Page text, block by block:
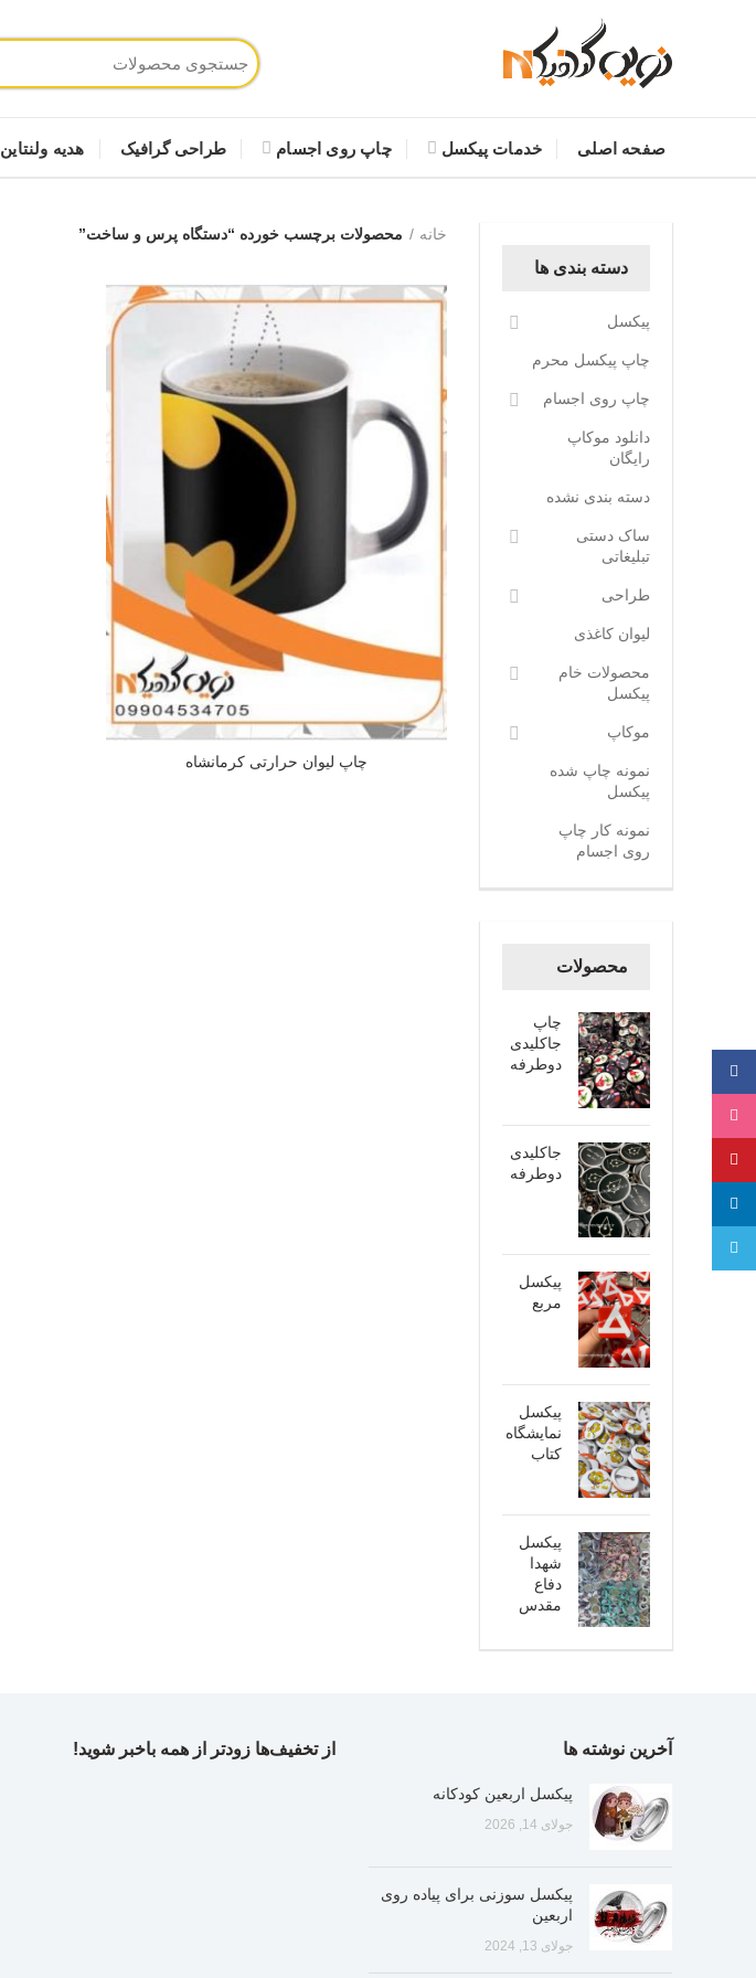
صفحه اصلی خدمات پیکسل چاپ روی اجسام طراحی گرافیک هدیه ولنتاین
خانه محصولات برچسب خورده “دستگاه پرس و ساخت”
چاپ لیوان حرارتی کرمانشاه
دسته بندی ها
پیکسل
چاپ پیکسل محرم
چاپ روی اجسام
دانلود موکاپ
رایگان
دسته بندی نشده
ساک دستی
تبلیغاتی
طراحی
لیوان کاغذی
محصولات خام
پیکسل
موکاپ
نمونه چاپ شده
پیکسل
نمونه کار چاپ
روی اجسام
محصولات
چاپ
جاکلیدی
دوطرفه
جاکلیدی
دوطرفه
پیکسل
مربع
پیکسل
نمایشگاه
کتاب
پیکسل
شهدا
دفاع
مقدس
آخرین نوشته ها
پیکسل اربعین کودکانه
جولای 14, 2026
پیکسل سوزنی برای پیاده روی
اربعین
جولای 13, 2024
از تخفیف‌ها زودتر از همه باخبر شوید!
فیسبوک
اینستاگرام
پینترست
لینکدین
تلگرام